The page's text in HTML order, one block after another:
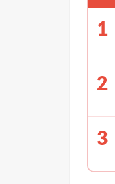
1
2
3